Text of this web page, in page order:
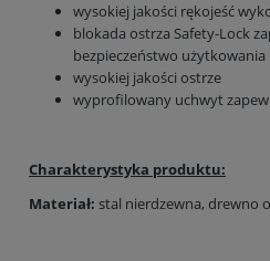
wysokiej jakości rękojeść
blokada ostrza Safety-Lock
bezpieczeństwo użytkowania
wysokiej jakości ostrze
wyprofilowany uchwyt
Charakterystyka produktu:
Materiał: stal nierdzewna, drewno